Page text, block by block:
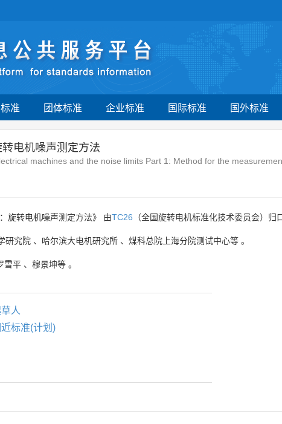
准 团体标准 企业标准 国际标准 国外标准
电机噪声测定方法
machines and the noise limits Part 1: Method for the
旋转电机噪声测定方法》 由TC26 （全国旋转电机标准化技术委员会）归
研究院 、 哈尔滨大电机研究所 、 煤科总院上海分院测试中心等 。
雪平 、 穆景坤等 。
人
标准(计划)